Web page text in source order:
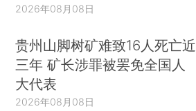
2026年08月08日
贵州山脚树矿难致16人死亡近
三年 矿长涉罪被罢免全国人
大代表
2026年08月08日